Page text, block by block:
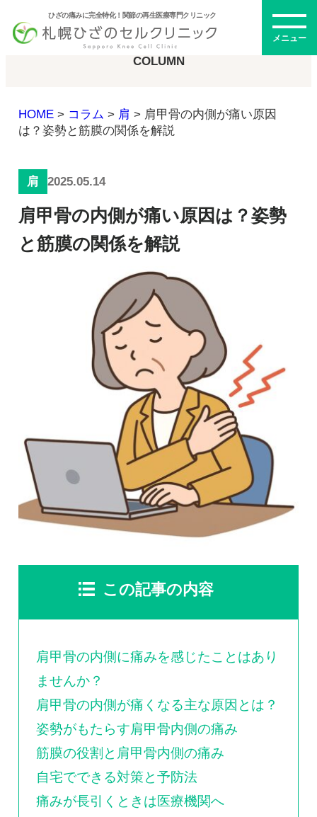
ひざの痛みに完全特化！関節の再生医療専門クリニック
メニュー
初めての方へ
メニュー・料金
ひざの再生医療とは
幹細胞治療
PRP治療
幹細胞培養上清液
慢性疼痛
再生医療とは
ドクター紹介
症例
よくある質問
クリニック紹介
採用情報 コラム
予約フォーム
治療電話相談はこちら
0120-117-560
※上記電話番号をタップで電話が繋がります
コラム
COLUMN
HOME> コラム > 肩 > 肩甲骨の内側が痛い原因
は？姿勢と筋膜の関係を解説
肩 2025.05.14
肩甲骨の内側が痛い原因は？姿勢
と筋膜の関係を解説
この記事の内容
肩甲骨の内側に痛みを感じたことはあり
ませんか？
肩甲骨の内側が痛くなる主な原因とは？
姿勢がもたらす肩甲骨内側の痛み
筋膜の役割と肩甲骨内側の痛み
自宅でできる対策と予防法
痛みが長引くときは医療機関へ